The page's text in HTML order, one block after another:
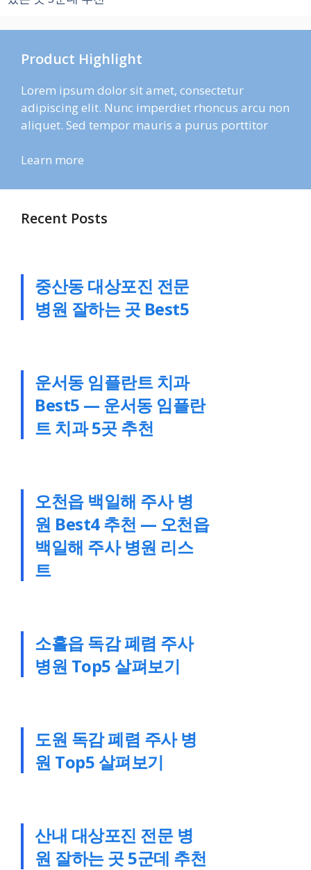
Product Highlight
Lorem ipsum dolor sit amet, consectetur
adipiscing elit. Nunc imperdiet rhoncus arcu non
aliquet. Sed tempor mauris a purus porttitor
Learn more
Recent Posts
중산동 대상포진 전문
병원 잘하는 곳 Best5
운서동 임플란트 치과
Best5 — 운서동 임플란
트 치과 5곳 추천
오천읍 백일해 주사 병
원 Best4 추천 — 오천읍
백일해 주사 병원 리스
트
소흘읍 독감 폐렴 주사
병원 Top5 살펴보기
도원 독감 폐렴 주사 병
원 Top5 살펴보기
산내 대상포진 전문 병
원 잘하는 곳 5군데 추천